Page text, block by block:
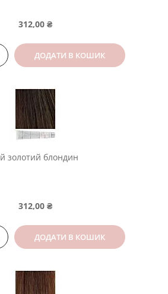
312,00 ₴
ДОДАТИ В КОШИК
золотий блондин
312,00 ₴
ДОДАТИ В КОШИК